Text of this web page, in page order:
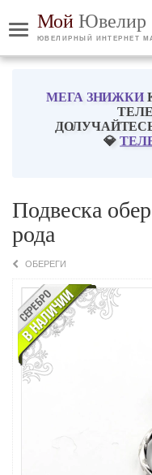
Мой Ювелир
ЮВЕЛИРНЫЙ ИНТЕРНЕТ
МЕГА ЗНИЖКИ
💎
Подвеска
рода
ОБЕРЕГИ